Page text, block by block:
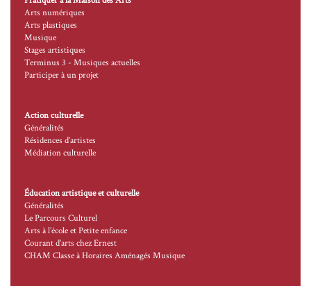
Arts numériques
Arts plastiques
Musique
Stages artistiques
Terminus 3 - Musiques actuelles
Participer à un projet
Action culturelle
Généralités
Résidences d’artistes
Médiation culturelle
Éducation artistique et culturelle
Généralités
Le Parcours Culturel
Arts à l’école et Petite enfance
Courant d’arts chez Ernest
CHAM Classe à Horaires Aménagés Musique